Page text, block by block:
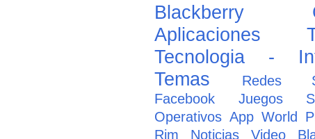
Blackberry
Aplicaciones
Tecnologia -
Temas
Redes
Facebook
Juegos
Operativos App World
Rim
Noticias Video